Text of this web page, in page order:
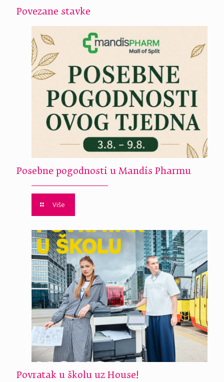
Povezane stavke
Posebne pogodnosti u Mandis Pharmu
Više
Povratak u školu uz House!